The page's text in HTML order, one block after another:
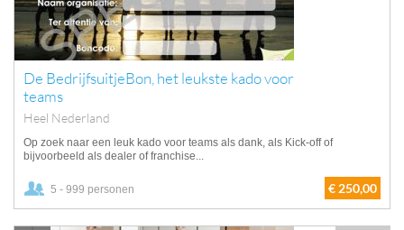
De BedrijfsuitjeBon, het leukste kado voor
teams
Heel Nederland
Op zoek naar een leuk kado voor teams als dank, als Kick-off of
bijvoorbeeld als dealer of franchise...
5 - 999 personen € 250,00